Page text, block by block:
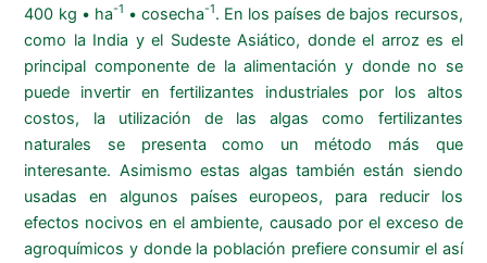
400 kg • ha-1 • cosecha-1. En los países de bajos recursos,
como la India y el Sudeste Asiático, donde el arroz es el
principal componente de la alimentación y donde no se
puede invertir en fertilizantes industriales por los altos
costos, la utilización de las algas como fertilizantes
naturales se presenta como un método más que
interesante. Asimismo estas algas también están siendo
usadas en algunos países europeos, para reducir los
efectos nocivos en el ambiente, causado por el exceso de
agroquímicos y donde la población prefiere consumir el así